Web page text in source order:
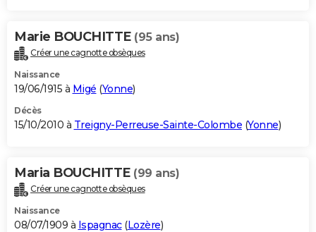
Marie BOUCHITTE (95 ans)
Créer une cagnotte obsèques
Naissance
19/06/1915 à Migé (Yonne)
Décès
15/10/2010 à Treigny-Perreuse-Sainte-Colombe (Yonne)
Maria BOUCHITTE (99 ans)
Créer une cagnotte obsèques
Naissance
08/07/1909 à Ispagnac(Lozère)